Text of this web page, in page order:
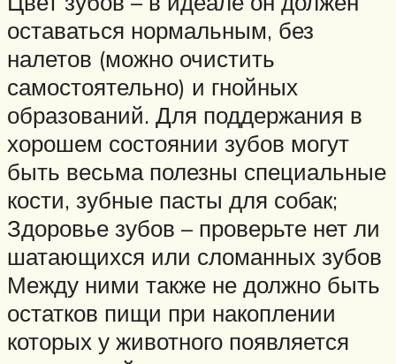
оставаться нормальным, без
налетов (можно очистить
самостоятельно) и гнойных
образований. Для поддержания в
хорошем состоянии зубов могут
быть весьма полезны специальные
кости, зубные пасты для собак;
Здоровье зубов – проверьте нет ли
шатающихся или сломанных зубов
Между ними также не должно быть
остатков пищи при накоплении
которых у животного появляется